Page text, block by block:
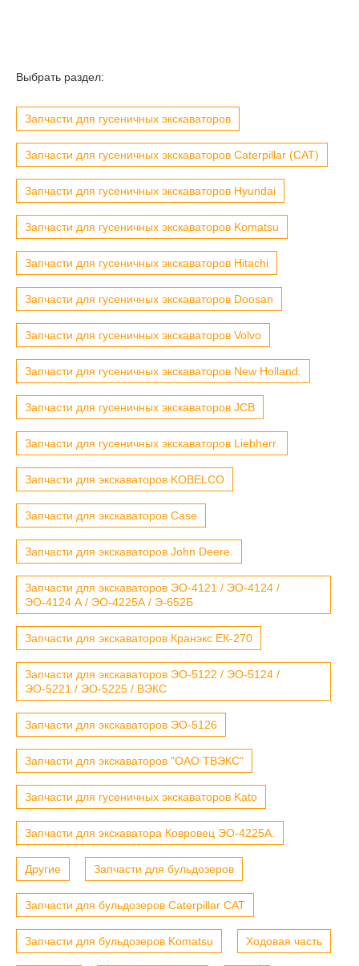
Выбрать раздел:
Запчасти для гусеничных экскаваторов
Запчасти для гусеничных экскаваторов Caterpillar (CAT)
Запчасти для гусеничных экскаваторов Hyundai
Запчасти для гусеничных экскаваторов Komatsu
Запчасти для гусеничных экскаваторов Hitachi
Запчасти для гусеничных экскаваторов Doosan
Запчасти для гусеничных экскаваторов Volvo
Запчасти для гусеничных экскаваторов New Holland.
Запчасти для гусеничных экскаваторов JCB
Запчасти для гусеничных экскаваторов Liebherr.
Запчасти для экскаваторов KOBELCO
Запчасти для экскаваторов Case
Запчасти для экскаваторов John Deere.
Запчасти для экскаваторов ЭО-4121 / ЭО-4124 /
ЭО-4124 А / ЭО-4225А / Э-652Б
Запчасти для экскаваторов Кранэкс ЕК-270
Запчасти для экскаваторов ЭО-5122 / ЭО-5124 /
ЭО-5221 / ЭО-5225 / ВЭКС
Запчасти для экскаваторов ЭО-5126
Запчасти для экскаваторов "ОАО ТВЭКС"
Запчасти для гусеничных экскаваторов Kato
Запчасти для экскаватора Ковровец ЭО-4225А.
Другие Запчасти для бульдозеров
Запчасти для бульдозеров Caterpillar CAT
Запчасти для бульдозеров Komatsu Ходовая часть